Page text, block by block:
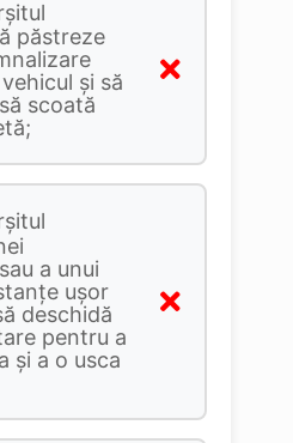
păstreze
și să
scoată
a unui
uşor
deschidă
pentru a
şi a o usca